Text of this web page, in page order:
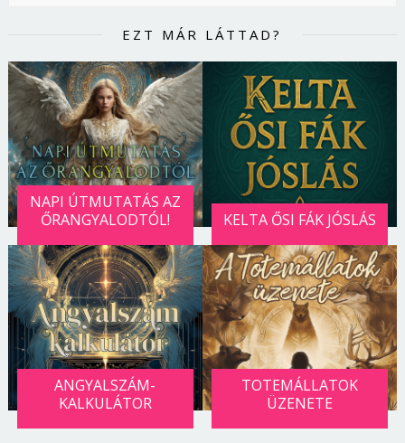
EZT MÁR LÁTTAD?
NAPI ÚTMUTATÁS AZ
ŐRANGYALODTÓL!
KELTA ŐSI FÁK JÓSLÁS
ANGYALSZÁM-
KALKULÁTOR
TOTEMÁLLATOK
ÜZENETE